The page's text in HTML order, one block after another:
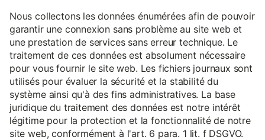
Nous collectons les données énumérées afin de pouvoir
garantir une connexion sans problème au site web et
une prestation de services sans erreur technique. Le
traitement de ces données est absolument nécessaire
pour vous fournir le site web. Les fichiers journaux sont
utilisés pour évaluer la sécurité et la stabilité du
système ainsi qu'à des fins administratives. La base
juridique du traitement des données est notre intérêt
légitime pour la protection et la fonctionnalité de notre
site web, conformément à l'art. 6 para. 1 lit. f DSGVO.